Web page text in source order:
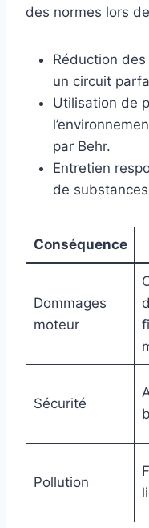
des normes lors
Réduction
un circuit
Utilisation de
par Behr.
Entretien
de
Conséquence
Dommages
moteur
Sécurité
Pollution